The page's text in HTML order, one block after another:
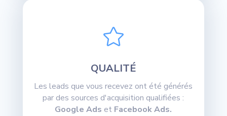

QUALITÉ
Les leads que vous recevez ont été générés
par des sources d'acquisition qualifiées :
Google Ads et Facebook Ads.